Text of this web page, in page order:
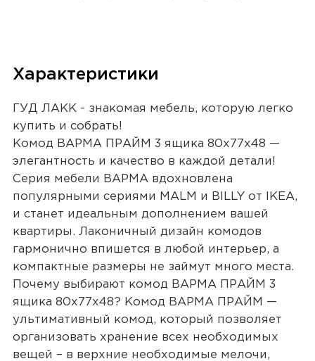
Характеристики
ГУД ЛАКК - знакомая мебель, которую легко
купить и собрать!
Комод ВАРМА ПРАЙМ 3 ящика 80х77х48 —
элегантность и качество в каждой детали!
Серия мебели ВАРМА вдохновлена
популярными сериями MALM и BILLY от IKEA,
и станет идеальным дополнением вашей
квартиры. Лаконичный дизайн комодов
гармонично впишется в любой интерьер, а
компактные размеры не займут много места.
Почему выбирают комод ВАРМА ПРАЙМ 3
ящика 80х77х48? Комод ВАРМА ПРАЙМ —
ультимативный комод, который позволяет
организовать хранение всех необходимых
вещей – в верхние необходимые мелочи,